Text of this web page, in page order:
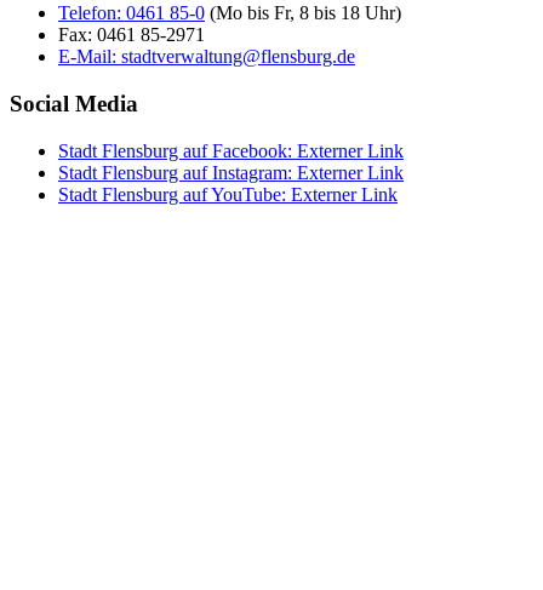
Telefon: 0461 85-0 (Mo bis Fr, 8 bis 18 Uhr)
Fax: 0461 85-2971
E-Mail: stadtverwaltung@flensburg.de
Social Media
Stadt Flensburg auf Facebook: Externer Link
Stadt Flensburg auf Instagram: Externer Link
Stadt Flensburg auf YouTube: Externer Link